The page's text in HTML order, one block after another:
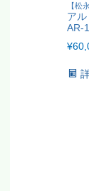
【松
ア
AR-
¥